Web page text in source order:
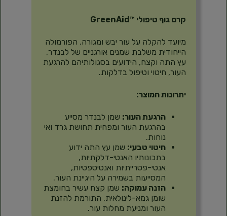
קרם גוף טיפולי ™GreenAid
מיועד להקלה על עור יבש ומגורה. הפורמולה
הייחודית משלבת שמנים אורגניים של לבנדר,
עץ התה וקצח, הידועים בסגולותיהם להרגעת
העור, חיטוי וטיפול בדלקות.
יתרונות המוצר:
הרגעת העור: שמן לבנדר מסייע
בהרגעת העור ומפחית תחושת גרד ואי
נוחות.
חיטוי טבעי: שמן עץ התה ידוע
בתכונותיו האנטי-דלקתיות,
אנטי-פטרייתיות ואנטיספטיות,
המסייעות בשמירה על היגיינת העור.
הזנה עמוקה: שמן קצח עשיר בחומצת
שומן גמא-לינולאית, התורמת להזנת
העור ומניעת מחלות עור.